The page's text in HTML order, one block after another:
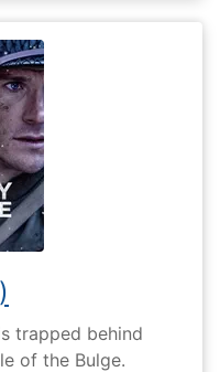
trapped behind
of the Bulge.